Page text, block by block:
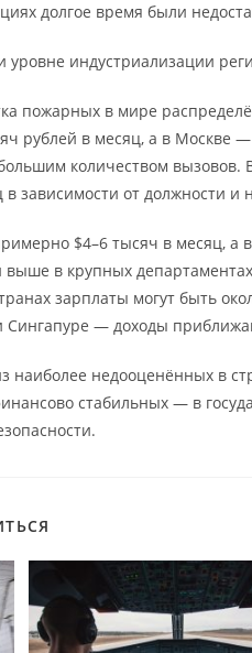
долгое время были
индустриализации
пожарных в мире
рублей в месяц, а в Москве
количеством вызовов.
зависимости от должности и
$4–6 тысяч в месяц, а
выше в крупных
зарплаты могут быть
— доходы
наиболее недооценённых в
стабильных — в